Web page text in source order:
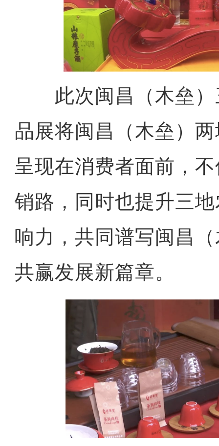
此次闽昌（木垒）
品展将闽昌（木垒）
呈现在消费者面前，
销路，同时也提升三
响力，共同谱写闽昌
共赢发展新篇章。